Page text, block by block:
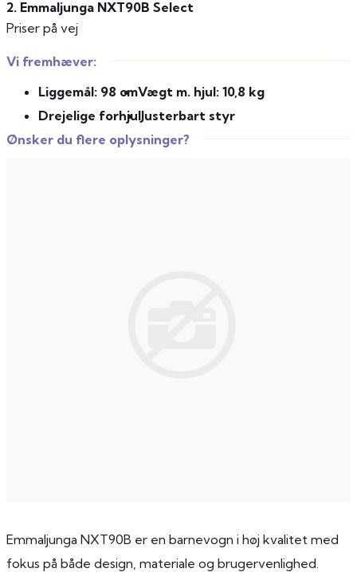
2. Emmaljunga NXT90B Select
Priser på vej
Vi fremhæver:
Liggemål: 98 cmVægt m. hjul: 10,8 kg
Drejelige forhjulJusterbart styr
Ønsker du flere oplysninger?
Emmaljunga NXT90B er en barnevogn i høj kvalitet med
fokus på både design, materiale og brugervenlighed.